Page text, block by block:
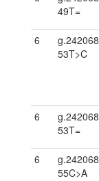
49T=
6
g.242068
53T>C
6
g.242068
53T=
6
g.242068
55C>A